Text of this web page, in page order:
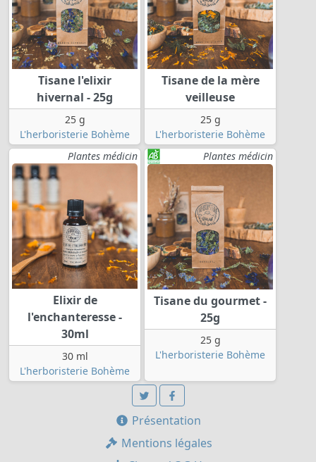
Tisane l'elixir
hivernal - 25g
25 g
L'herboristerie Bohème
Tisane de la mère
veilleuse
25 g
L'herboristerie Bohème
Plantes médicin
Elixir de
l'enchanteresse -
30ml
30 ml
L'herboristerie Bohème
Plantes médicin
Tisane du gourmet -
25g
25 g
L'herboristerie Bohème
Présentation
Mentions légales